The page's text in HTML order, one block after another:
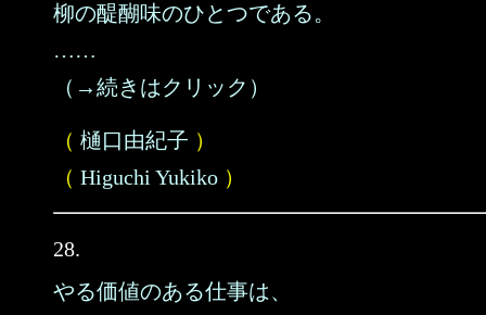
柳の醍醐味のひとつである。
……
（→続きはクリック）
（ 樋口由紀子 ）
（ Higuchi Yukiko ）
28.
やる価値のある仕事は、